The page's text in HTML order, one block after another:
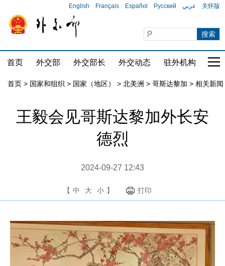
English Français Español Русский عربي 关怀版
首页 外交部 外交部长 外交动态 驻外机构 国
首页 > 国家和组织 > 国家（地区） > 北美洲 > 哥斯达黎加 > 相关新闻
王毅会见哥斯达黎加外长安
德烈
2024-09-27 12:43
【 中 大 小 】 打印